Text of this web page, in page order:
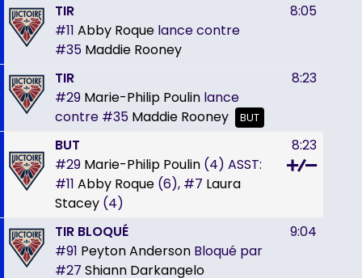
TIR
#11 Abby Roque lance contre
#35 Maddie Rooney
8:05
TIR
#29 Marie-Philip Poulin lance
contre #35 Maddie Rooney BUT
8:23
BUT
#29 Marie-Philip Poulin (4) ASST:
#11 Abby Roque (6), #7 Laura
Stacey (4)
8:23
TIR BLOQUÉ
#91 Peyton Anderson Bloqué par
#27 Shiann Darkangelo
9:04